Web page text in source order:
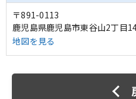
〒891-0113
鹿児島県鹿児島市東谷山2丁目
地図を見る